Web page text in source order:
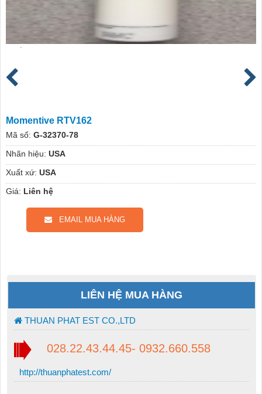
Momentive RTV162
Mã số: G-32370-78
Nhãn hiệu: USA
Xuất xứ: USA
Giá: Liên hệ
EMAIL MUA HÀNG
LIÊN HỆ MUA HÀNG
THUAN PHAT EST CO.,LTD
028.22.43.44.45- 0932.660.558
http://thuanphatest.com/